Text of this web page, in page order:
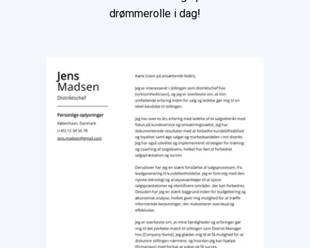
drømmerolle i dag!